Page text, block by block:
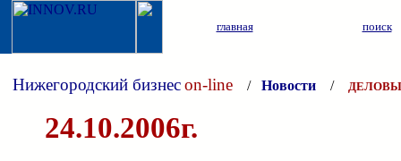
главная поиск
Нижегородский бизнесon-line / Новости /
24.10.2006г.